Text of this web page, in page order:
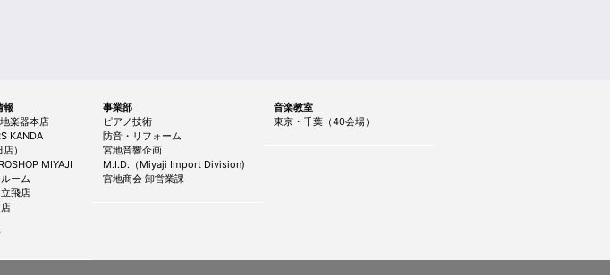
報
楽器本店
KANDA
）
MIYAJI
ーム
飛店
事業部
ピアノ技術
防音・リフォーム
宮地音響企画
M.I.D.（Miyaji Import Division)
宮地商会 卸営業課
音楽教室
東京・千葉（40会場）